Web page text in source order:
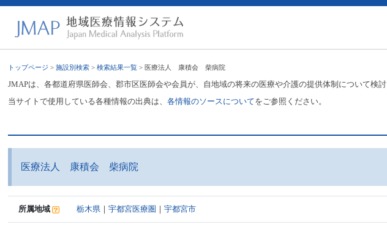
トップページ >施設別検索 >検索結果一覧 > 医療法人 康積会 柴病院
JMAPは、各都道府県医師会、郡市区医師会や会員が、自地域の将来の医療や介護の提供体制について検
当サイトで使用している各種情報の出典は、各情報のソースについてをご参照ください。
医療法人 康積会 柴病院
所属地域 栃木県 ｜宇都宮医療圏 ｜宇都宮市